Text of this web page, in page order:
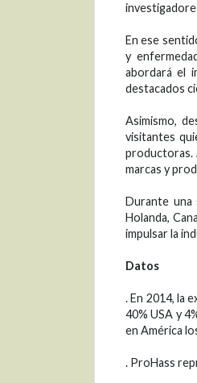
En ese
y
abordará el
destacados
Asimismo,
visitantes
productoras.
marcas y
Durante una
Holanda,
impulsar la
Datos
. En 2014, la
40% USA y
en América
. ProHass